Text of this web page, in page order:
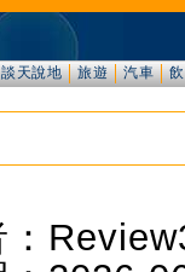
談天說地 旅遊 汽車
：